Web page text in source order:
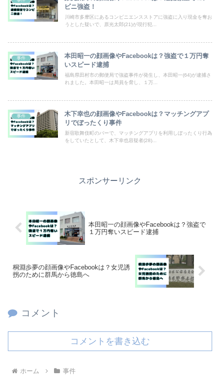
ビニ強盗！
川崎市多摩区にあるコンビニエンスストアに強盗に入り現金を奪お
うとした疑いで、原光太郎(21)が現行犯...
事件
本田昭一の顔画像やFacebookは？強盗で１万円奪
いスピード逮捕
福島県田村市の郵便局で強盗事件が発生し、本田昭一(64)が逮捕さ
れました。本田昭一は局員を脅し、１万...
事件
木下幸也の顔画像やFacebookは？マッチングアプ
リでぼったくり事件
新宿歌舞伎町のバーで、マッチングアプリを利用しぼったくり行為
をしていたとして、木下幸也容疑者(28)...
スポンサーリンク
本田昭一の顔画像やFacebookは？強盗で
１万円奪いスピード逮捕
桐淵歩夢の顔画像やFacebookは？女児誘
拐のために群馬から徳島へ
コメント
コメントを書き込む
ホーム 事件